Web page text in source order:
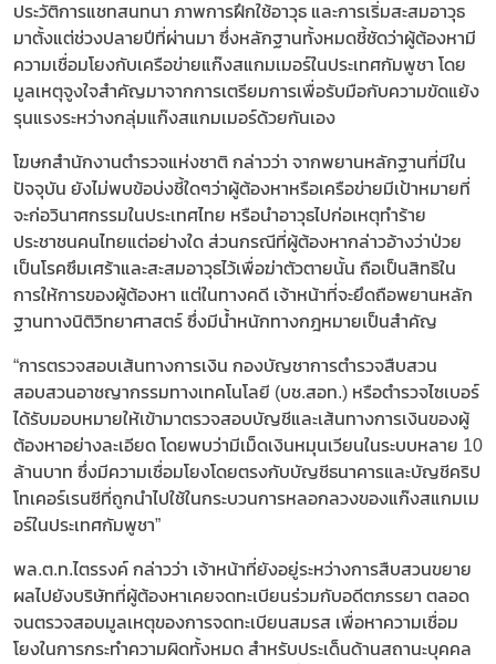
ประวัติการแชทสนทนา ภาพการฝึกใช้อาวุธ และการเริ่มสะสมอาวุธ
มาตั้งแต่ช่วงปลายปีที่ผ่านมา ซึ่งหลักฐานทั้งหมดชี้ชัดว่าผู้ต้องหามี
ความเชื่อมโยงกับเครือข่ายแก๊งสแกมเมอร์ในประเทศกัมพูชา โดย
มูลเหตุจูงใจสำคัญมาจากการเตรียมการเพื่อรับมือกับความขัดแย้ง
รุนแรงระหว่างกลุ่มแก๊งสแกมเมอร์ด้วยกันเอง
โฆษกสำนักงานตำรวจแห่งชาติ กล่าวว่า จากพยานหลักฐานที่มีใน
ปัจจุบัน ยังไม่พบข้อบ่งชี้ใดๆว่าผู้ต้องหาหรือเครือข่ายมีเป้าหมายที่
จะก่อวินาศกรรมในประเทศไทย หรือนำอาวุธไปก่อเหตุทำร้าย
ประชาชนคนไทยแต่อย่างใด ส่วนกรณีที่ผู้ต้องหากล่าวอ้างว่าป่วย
เป็นโรคซึมเศร้าและสะสมอาวุธไว้เพื่อฆ่าตัวตายนั้น ถือเป็นสิทธิใน
การให้การของผู้ต้องหา แต่ในทางคดี เจ้าหน้าที่จะยึดถือพยานหลัก
ฐานทางนิติวิทยาศาสตร์ ซึ่งมีน้ำหนักทางกฎหมายเป็นสำคัญ
“การตรวจสอบเส้นทางการเงิน กองบัญชาการตำรวจสืบสวน
สอบสวนอาชญากรรมทางเทคโนโลยี (บช.สอท.) หรือตำรวจไซเบอร์
ได้รับมอบหมายให้เข้ามาตรวจสอบบัญชีและเส้นทางการเงินของผู้
ต้องหาอย่างละเอียด โดยพบว่ามีเม็ดเงินหมุนเวียนในระบบหลาย 10
ล้านบาท ซึ่งมีความเชื่อมโยงโดยตรงกับบัญชีธนาคารและบัญชีคริป
โทเคอร์เรนซีที่ถูกนำไปใช้ในกระบวนการหลอกลวงของแก๊งสแกมเม
อร์ในประเทศกัมพูชา”
พล.ต.ท.ไตรรงค์ กล่าวว่า เจ้าหน้าที่ยังอยู่ระหว่างการสืบสวนขยาย
ผลไปยังบริษัทที่ผู้ต้องหาเคยจดทะเบียนร่วมกับอดีตภรรยา ตลอด
จนตรวจสอบมูลเหตุของการจดทะเบียนสมรส เพื่อหาความเชื่อม
โยงในการกระทำความผิดทั้งหมด สำหรับประเด็นด้านสถานะบุคคล